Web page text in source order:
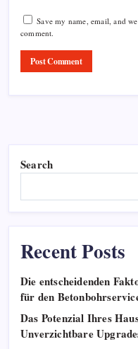
Save my name, email, and
comment.
Search
Recent Posts
Die entscheidenden
für den
Das Potenzial Ihres
Unverzichtbare